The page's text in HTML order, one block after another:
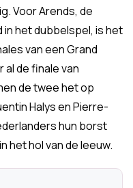
Voor Arends, de
in het dubbelspel, is het
van een Grand
al de finale van
de twee het op
Halys en Pierre-
hun borst
het hol van de leeuw.